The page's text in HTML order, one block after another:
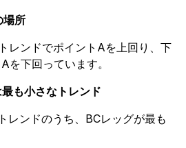
場所
レンドでポイントAを上回り、下
を下回っています。
も小さなトレンド
レンドのうち、BCレッグが最も